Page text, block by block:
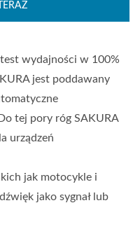
wydajności w 100%
jest poddawany
tej pory róg SAKURA
urządzeń
jak motocykle i
jako sygnał lub